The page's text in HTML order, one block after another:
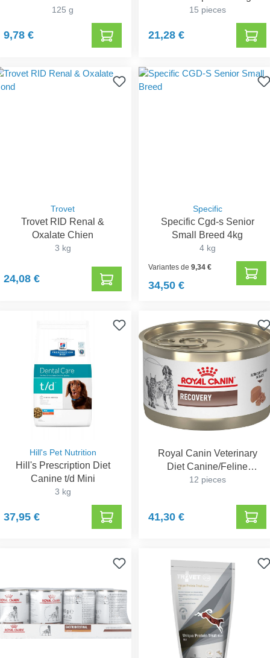
125 g
9,78 €
15 pieces
21,28 €
Trovet
Trovet RID Renal &
Oxalate Chien
3 kg
24,08 €
Specific
Specific Cgd-s Senior
Small Breed 4kg
4 kg
Variantes de9,34 €
34,50 €
Hill's Pet Nutrition
Hill's Prescription Diet
Canine t/d Mini
3 kg
37,95 €
Royal Canin Veterinary
Diet Canine/Feline
Recovery
12 pieces
41,30 €